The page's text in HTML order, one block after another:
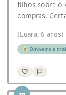
filhos sobre o
compras.
(Luara, 6 anos)
Dinheiro e